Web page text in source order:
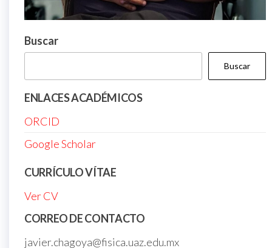
Buscar
Buscar
ENLACES ACADÉMICOS
ORCID
Google Scholar
CURRÍCULO VÍTAE
Ver CV
CORREO DE CONTACTO
javier.chagoya@fisica.uaz.edu.mx